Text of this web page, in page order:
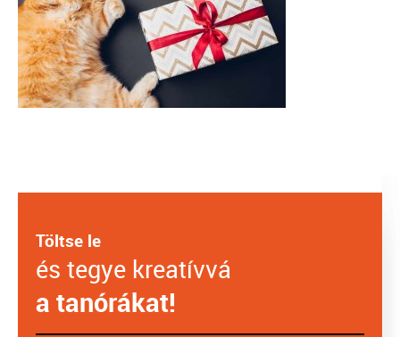
Töltse le
és tegye kreatívvá
a tanórákat!